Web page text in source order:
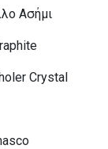
Ασήμι
Crystal